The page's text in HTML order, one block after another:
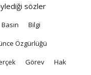
sözler
Basın Bilgi
Özgürlüğü
Görev Hak